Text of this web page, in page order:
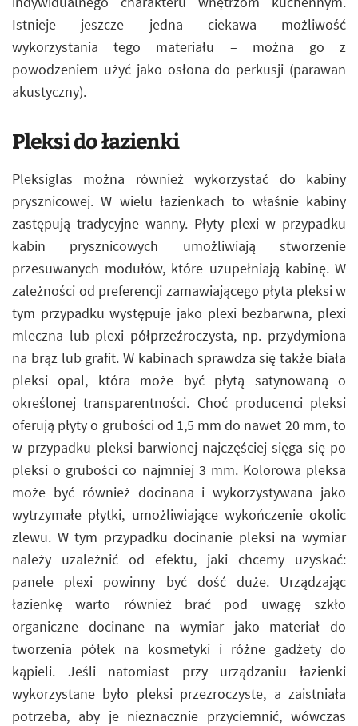
Istnieje jeszcze jedna ciekawa możliwość
wykorzystania tego materiału – można go z
powodzeniem użyć jako osłona do perkusji (parawan
akustyczny).
Pleksi do łazienki
Pleksiglas można również wykorzystać do kabiny
prysznicowej. W wielu łazienkach to właśnie kabiny
zastępują tradycyjne wanny. Płyty plexi w przypadku
kabin prysznicowych umożliwiają stworzenie
przesuwanych modułów, które uzupełniają kabinę. W
zależności od preferencji zamawiającego płyta pleksi w
tym przypadku występuje jako plexi bezbarwna, plexi
mleczna lub plexi półprzeźroczysta, np. przydymiona
na brąz lub grafit. W kabinach sprawdza się także biała
pleksi opal, która może być płytą satynowaną o
określonej transparentności. Choć producenci pleksi
oferują płyty o grubości od 1,5 mm do nawet 20 mm, to
w przypadku pleksi barwionej najczęściej sięga się po
pleksi o grubości co najmniej 3 mm. Kolorowa pleksa
może być również docinana i wykorzystywana jako
wytrzymałe płytki, umożliwiające wykończenie okolic
zlewu. W tym przypadku docinanie pleksi na wymiar
należy uzależnić od efektu, jaki chcemy uzyskać:
panele plexi powinny być dość duże. Urządzając
łazienkę warto również brać pod uwagę szkło
organiczne docinane na wymiar jako materiał do
tworzenia półek na kosmetyki i różne gadżety do
kąpieli. Jeśli natomiast przy urządzaniu łazienki
wykorzystane było pleksi przezroczyste, a zaistniała
potrzeba, aby je nieznacznie przyciemnić, wówczas